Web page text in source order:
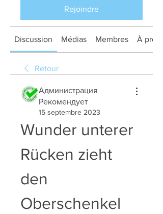
Rejoindre
Discussion Médias Membres À
Retour
Администрация
Рекомендует
15 septembre 2023
Wunder unterer
Rücken zieht
den
Oberschenkel